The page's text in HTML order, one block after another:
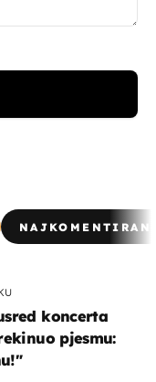
koncerta
pjesmu: